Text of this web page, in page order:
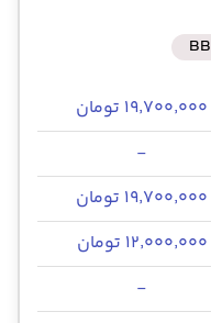
BB
۱۹٬۷۰۰٬۰۰۰ تومان
-
۱۹٬۷۰۰٬۰۰۰ تومان
۱۲٬۰۰۰٬۰۰۰ تومان
-